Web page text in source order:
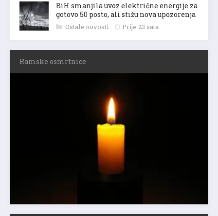
BiH smanjila uvoz električne energije za
gotovo 50 posto, ali stižu nova upozorenja
Ostale novosti Prije 23 sata
Ramske osmrtnice